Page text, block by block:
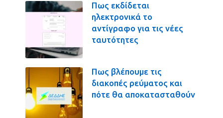
Πως εκδίδεται
ηλεκτρονικά το
αντίγραφο για τις νέες
ταυτότητες
Πως βλέπουμε τις
διακοπές ρεύματος και
πότε θα αποκατασταθούν